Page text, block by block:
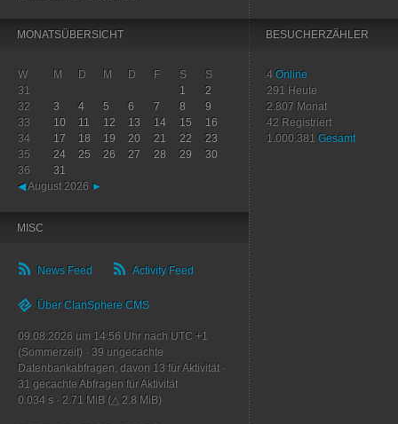
MONATSÜBERSICHT
W M D M D F S
S
31
1
2
32
3 4 5 6 7 8
9
33
10 11 12 13 14 15
16
34
17 18 19 20 21 22
23
35
24 25 26 27 28 29
30
36
31
◀August 2026 ►
BESUCHERZÄHLER
4 Online
291 Heute
2.807 Monat
42 Registriert
1.000.381 Gesamt
MISC
News Feed Activity Feed
Über ClanSphere CMS
09.08.2026 um 14:56 Uhr nach UTC +1
(Sommerzeit) · 39 ungecachte
Datenbankabfragen, davon 13 für Aktivität ·
31 gecachte Abfragen für Aktivität
0.034 s · 2.71 MiB (△ 2.8 MiB)